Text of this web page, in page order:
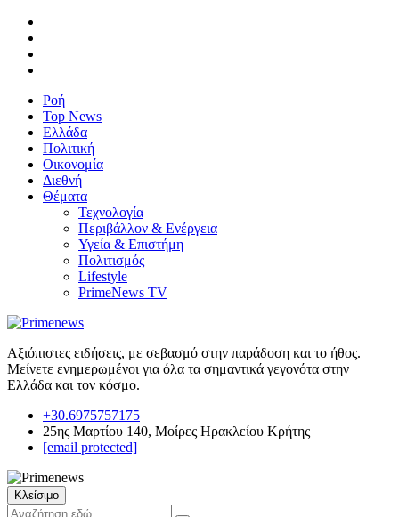
Ροή
Top News
Ελλάδα
Πολιτική
Οικονομία
Διεθνή
Θέματα
Τεχνολογία
Περιβάλλον & Ενέργεια
Υγεία & Επιστήμη
Πολιτισμός
Lifestyle
PrimeNews TV
Αξιόπιστες ειδήσεις, με σεβασμό στην παράδοση και το ήθος.
Μείνετε ενημερωμένοι για όλα τα σημαντικά γεγονότα στην
Ελλάδα και τον κόσμο.
+30.6975757175
25ης Μαρτίου 140, Μοίρες Ηρακλείου Κρήτης
[email protected]
Κλείσιμο